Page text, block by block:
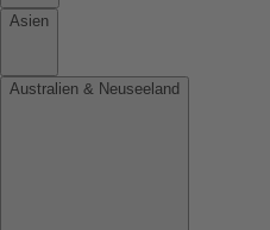
Asien
Australien & Neuseeland